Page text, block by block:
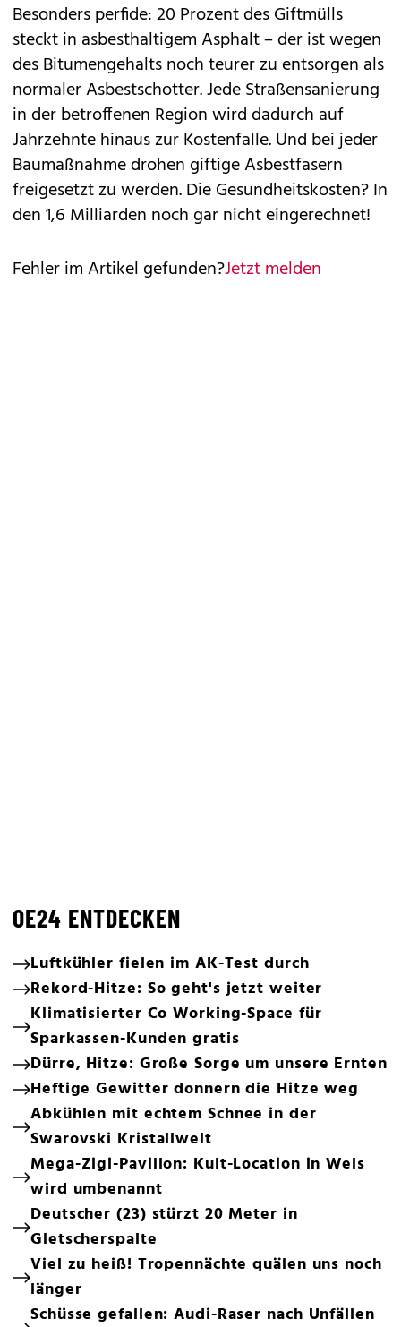
Besonders perfide: 20 Prozent des Giftmülls
steckt in asbesthaltigem Asphalt – der ist wegen
des Bitumengehalts noch teurer zu entsorgen als
normaler Asbestschotter. Jede Straßensanierung
in der betroffenen Region wird dadurch auf
Jahrzehnte hinaus zur Kostenfalle. Und bei jeder
Baumaßnahme drohen giftige Asbestfasern
freigesetzt zu werden. Die Gesundheitskosten? In
den 1,6 Milliarden noch gar nicht eingerechnet!
Fehler im Artikel gefunden?Jetzt melden
OE24 ENTDECKEN
Luftkühler fielen im AK-Test durch
Rekord-Hitze: So geht's jetzt weiter
Klimatisierter Co Working-Space für
Sparkassen-Kunden gratis
Dürre, Hitze: Große Sorge um unsere Ernten
Heftige Gewitter donnern die Hitze weg
Abkühlen mit echtem Schnee in der
Swarovski Kristallwelt
Mega-Zigi-Pavillon: Kult-Location in Wels
wird umbenannt
Deutscher (23) stürzt 20 Meter in
Gletscherspalte
Viel zu heiß! Tropennächte quälen uns noch
länger
Schüsse gefallen: Audi-Raser nach Unfällen